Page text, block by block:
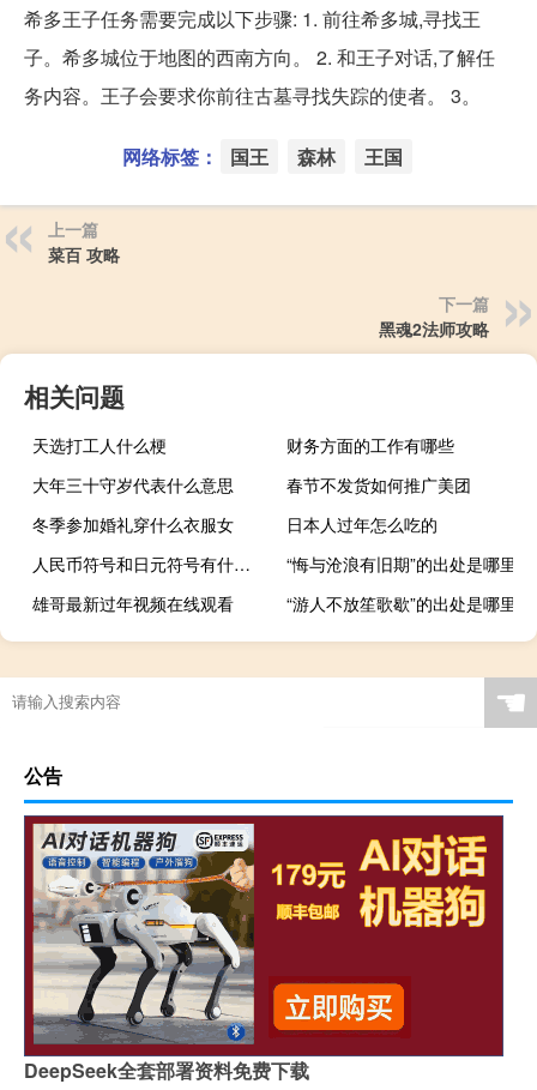
希多王子任务需要完成以下步骤: 1. 前往希多城,寻找王
子。希多城位于地图的西南方向。 2. 和王子对话,了解任
务内容。王子会要求你前往古墓寻找失踪的使者。 3。
网络标签： 国王 森林 王国
上一篇
菜百 攻略
下一篇
黑魂2法师攻略
相关问题
天选打工人什么梗
财务方面的工作有哪些
大年三十守岁代表什么意思
春节不发货如何推广美团
冬季参加婚礼穿什么衣服女
日本人过年怎么吃的
人民币符号和日元符号有什么区别
“悔与沧浪有旧期”的出处是哪里
雄哥最新过年视频在线观看
“游人不放笙歌歇”的出处是哪里
☚
公告
DeepSeek全套部署资料免费下载